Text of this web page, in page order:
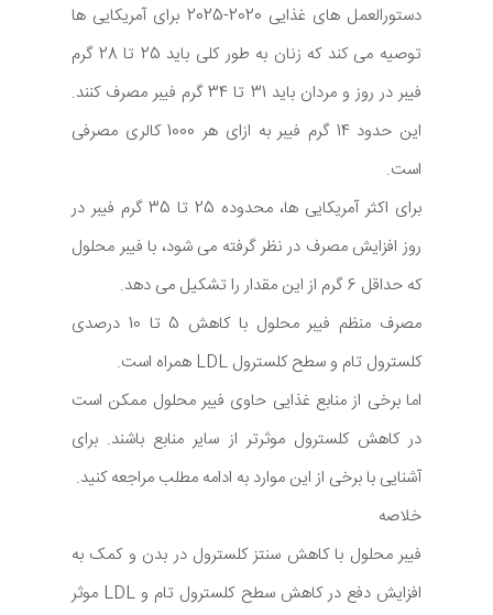
دستورالعمل های غذایی 2020-2025 برای آمریکایی ها
توصیه می کند که زنان به طور کلی باید 25 تا 28 گرم
فیبر در روز و مردان باید 31 تا 34 گرم فیبر مصرف کنند.
این حدود 14 گرم فیبر به ازای هر 1000 کالری مصرفی
است.
برای اکثر آمریکایی ها، محدوده 25 تا 35 گرم فیبر در
روز افزایش مصرف در نظر گرفته می شود، با فیبر محلول
که حداقل 6 گرم از این مقدار را تشکیل می دهد.
مصرف منظم فیبر محلول با کاهش 5 تا 10 درصدی
کلسترول تام و سطح کلسترول LDL همراه است.
اما برخی از منابع غذایی حاوی فیبر محلول ممکن است
در کاهش کلسترول موثرتر از سایر منابع باشند. برای
آشنایی با برخی از این موارد به ادامه مطلب مراجعه کنید.
خلاصه
فیبر محلول با کاهش سنتز کلسترول در بدن و کمک به
افزایش دفع در کاهش سطح کلسترول تام و LDL موثر